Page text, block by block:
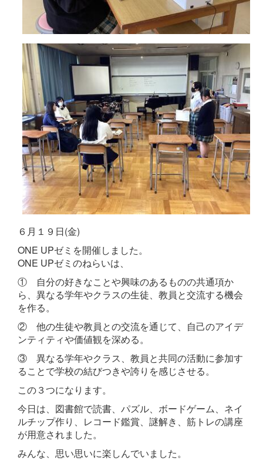
６月１９日(金)
ONE UPゼミを開催しました。
ONE UPゼミのねらいは、
① 自分の好きなことや興味のあるものの共通項か
ら、 異なる学年やクラスの生徒、教員と交流する機会
を作る。
② 他の生徒や教員との交流を通じて、 自己のアイデ
ンティティや価値観を深める。
③ 異なる学年やクラス、教員と共同の活動に参加す
ることで学校の結びつきや誇りを感じさせる。
この３つになります。
今日は、図書館で読書、パズル、ボードゲーム、ネイ
ルチップ作り、 レコード鑑賞、謎解き、筋トレの講座
が用意されました。
みんな、思い思いに楽しんでいました。